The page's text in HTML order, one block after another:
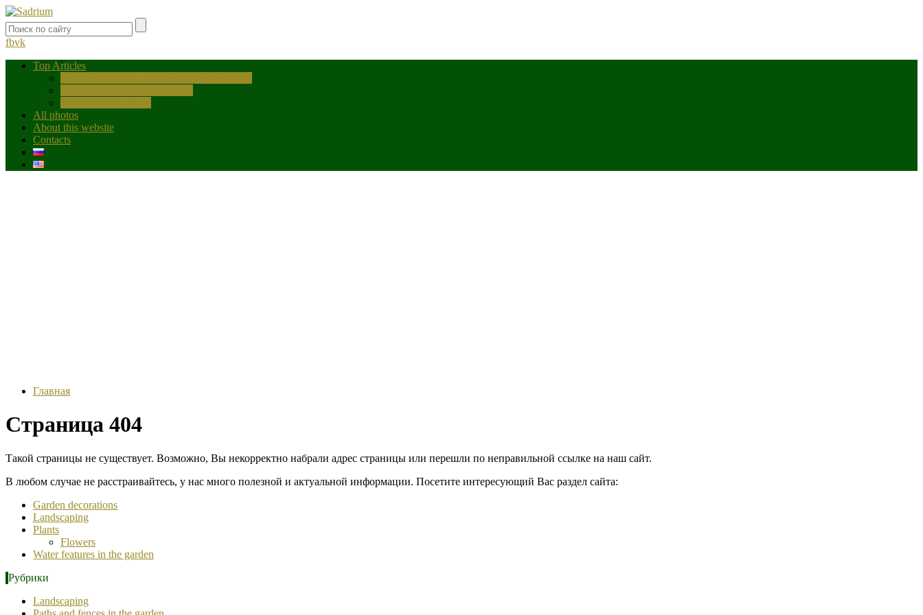
fbvk
Top Articles
All photos
About this website
Contacts
Главная
Страница 404
Такой страницы не существует. Возможно, Вы некорректно набрали адрес страницы или перешли по неправильной ссылке на наш сайт.
В любом случае не расстраивайтесь, у нас много полезной и актуальной информации. Посетите интересующий Вас раздел сайта:
Garden decorations
Landscaping
Plants
Flowers
Water features in the garden
Рубрики
Landscaping